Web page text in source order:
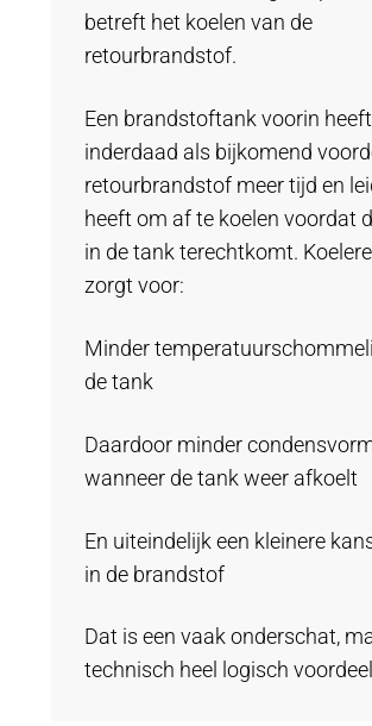
betreft het koelen van de
retourbrandstof.
Een brandstoftank voorin heeft
inderdaad als bijkomend
retourbrandstof meer tijd en
heeft om af te koelen voordat
in de tank terechtkomt.
zorgt voor:
Minder
de tank
Daardoor minder
wanneer de tank weer afkoelt
En uiteindelijk een kleinere
in de brandstof
Dat is een vaak onderschat,
technisch heel logisch voordeel